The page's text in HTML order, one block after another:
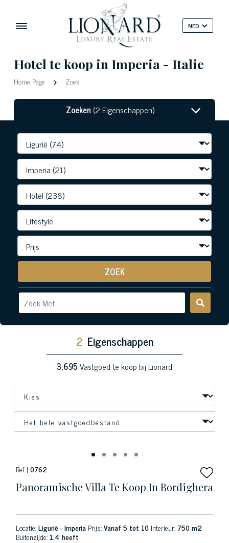
NED
Hotel te koop in Imperia - Italie
Home Page Zoek
Zoeken (2 Eigenschappen)
ZOEK
2 Eigenschappen
3,695Vastgoed te koop bij Lionard
Ref | 0762
Panoramische Villa Te Koop In Bordighera
Locatie:Ligurië - Imperia Prijs:Vanaf 5 tot 10 Interieur: 750 m2
Buitenzijde: 1.4 heeft